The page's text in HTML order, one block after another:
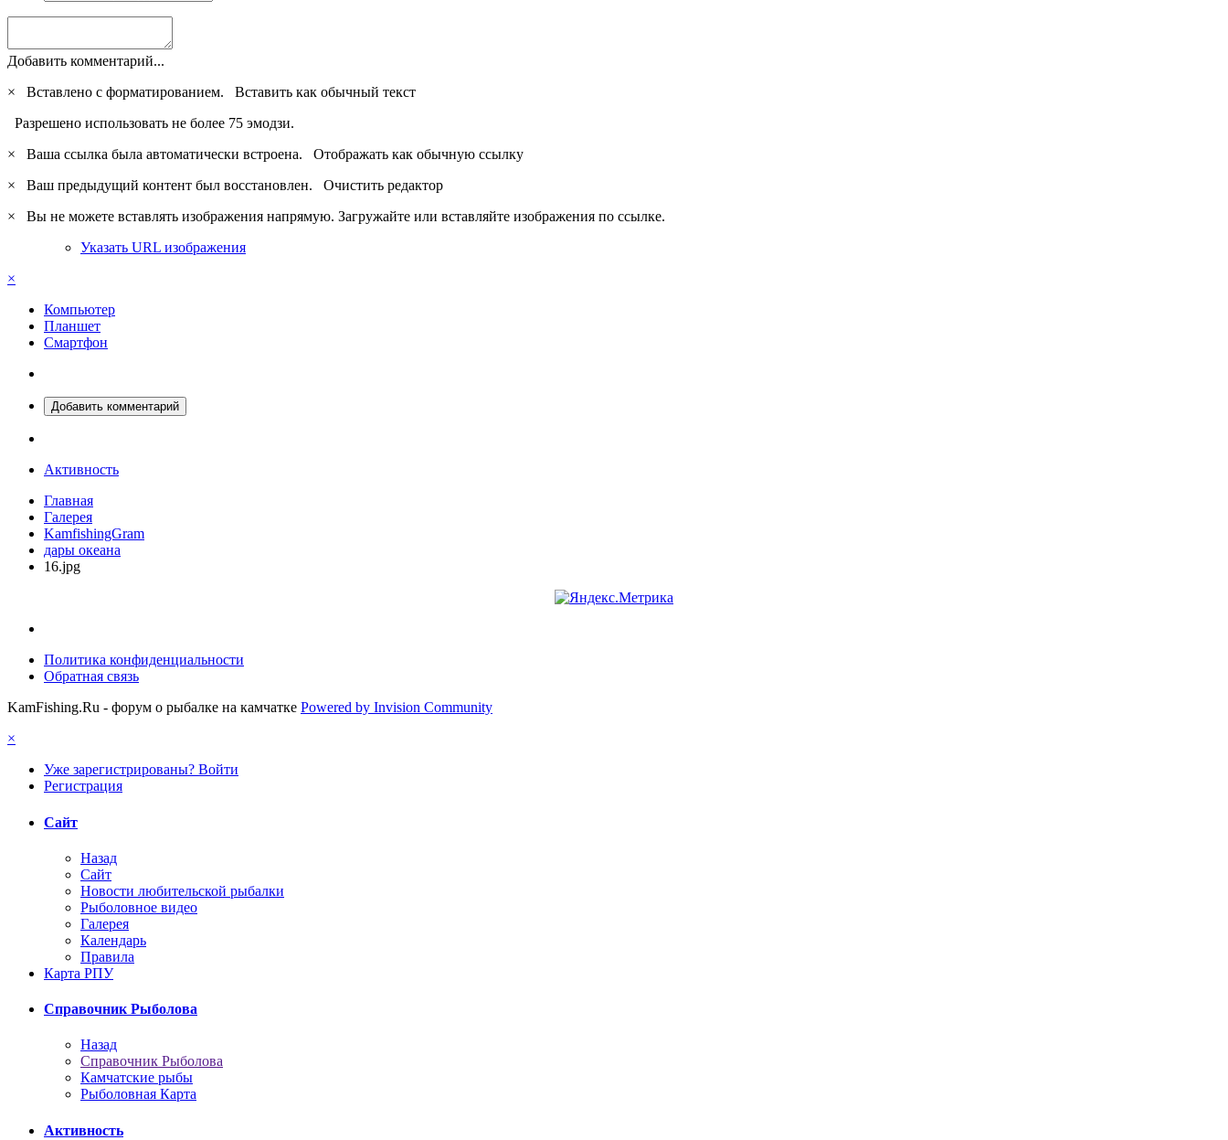
Добавить комментарий...
×
Вставлено с форматированием. Вставить как обычный текст
Разрешено использовать не более 75 эмодзи.
×
Ваша ссылка была автоматически встроена. Отображать как обычную ссылку
×
Ваш предыдущий контент был восстановлен. Очистить редактор
×
Вы не можете вставлять изображения напрямую. Загружайте или вставляйте изображения по ссылке.
Указать URL изображения
×
Компьютер
Планшет
Смартфон
Добавить комментарий
Активность
Главная
Галерея
KamfishingGram
дары океана
16.jpg
Политика конфиденциальности
Обратная связь
KamFishing.Ru - форум о рыбалке на камчатке Powered by Invision Community
×
Уже зарегистрированы? Войти
Регистрация
Сайт
Назад
Сайт
Новости любительской рыбалки
Рыболовное видео
Галерея
Календарь
Правила
Карта РПУ
Справочник Рыболова
Назад
Справочник Рыболова
Камчатские рыбы
Рыболовная Карта
Активность